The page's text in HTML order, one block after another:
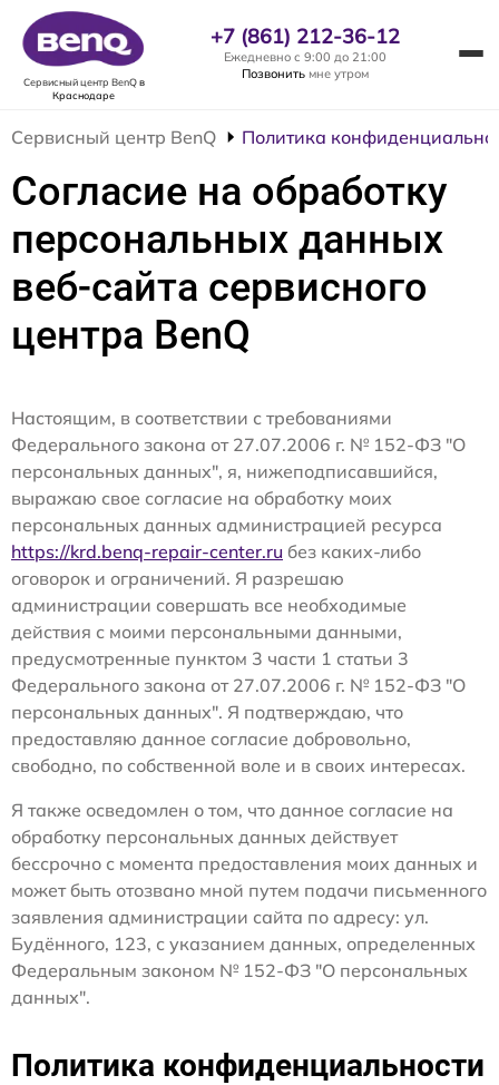
Сервисный центр BenQв
Краснодаре
+7 (861) 212-36-12
Ежедневно с 9:00 до 21:00
Позвонить мне утром
Сервисный центр BenQ Политика
Согласие на обработку
персональных данных
веб-сайта сервисного
центра BenQ
Настоящим, в соответствии с требованиями
Федерального закона от 27.07.2006 г. № 152-ФЗ "О
персональных данных", я, нижеподписавшийся,
выражаю свое согласие на обработку моих
персональных данных администрацией ресурса
https://krd.benq-repair-center.ru без каких-либо
оговорок и ограничений. Я разрешаю
администрации совершать все необходимые
действия с моими персональными данными,
предусмотренные пунктом 3 части 1 статьи 3
Федерального закона от 27.07.2006 г. № 152-ФЗ "О
персональных данных". Я подтверждаю, что
предоставляю данное согласие добровольно,
свободно, по собственной воле и в своих интересах.
Я также осведомлен о том, что данное согласие на
обработку персональных данных действует
бессрочно с момента предоставления моих данных и
может быть отозвано мной путем подачи письменного
заявления администрации сайта по адресу: ул.
Будённого, 123, с указанием данных, определенных
Федеральным законом № 152-ФЗ "О персональных
данных".
Политика конфиденциальности